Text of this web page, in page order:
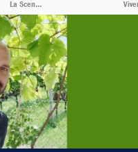
La Scena Musicale